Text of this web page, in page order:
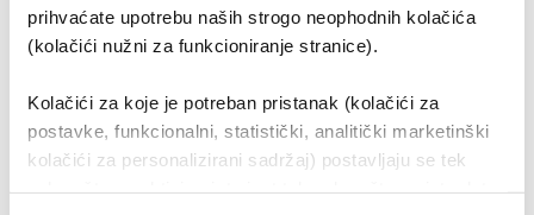
prihvaćate upotrebu naših strogo neophodnih kolačića
(kolačići nužni za funkcioniranje stranice).
Kolačići za koje je potreban pristanak (kolačići za
postavke, funkcionalni, statistički, analitički marketinški
kolačići za personalizirani sadržaj) postavljaju se tek
O nama
Dioničko društvo
Društveno odgovorno poslovanje